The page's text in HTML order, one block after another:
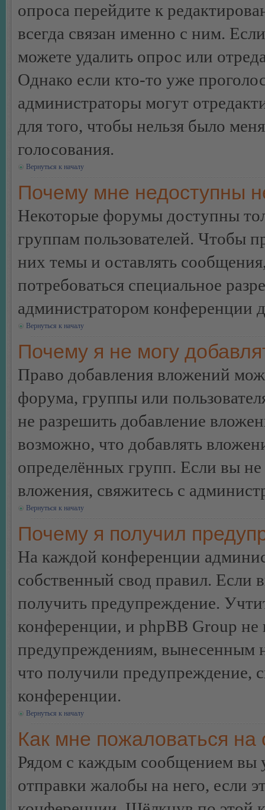
опроса перейдите к
всегда связан именно с ним.
можете удалить опрос или
Однако если кто-то уже
администраторы могут
для того, чтобы нельзя было
голосования.
Вернуться к началу
Почему мне недоступны
Некоторые форумы доступны
группам пользователей. Чтобы
них темы и оставлять
потребоваться специальное
администратором конференции
Вернуться к началу
Почему я не могу
Право добавления вложений
форума, группы или
не разрешить добавление
возможно, что добавлять
определённых групп. Если вы не
вложения, свяжитесь с
Вернуться к началу
Почему я получил
На каждой конференции
собственный свод правил.
получить предупреждение.
конференции, и phpBB Group не
предупреждениям, вынесенным
что получили предупреждение,
конференции.
Вернуться к началу
Как мне пожаловаться
Рядом с каждым сообщением вы
отправки жалобы на него, если